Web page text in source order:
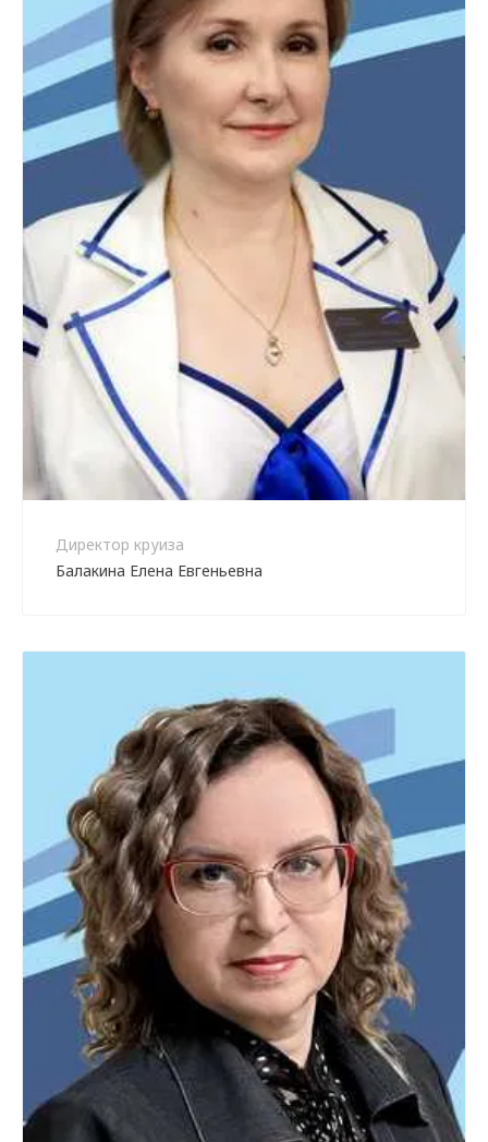
Директор круиза
Балакина Елена Евгеньевна